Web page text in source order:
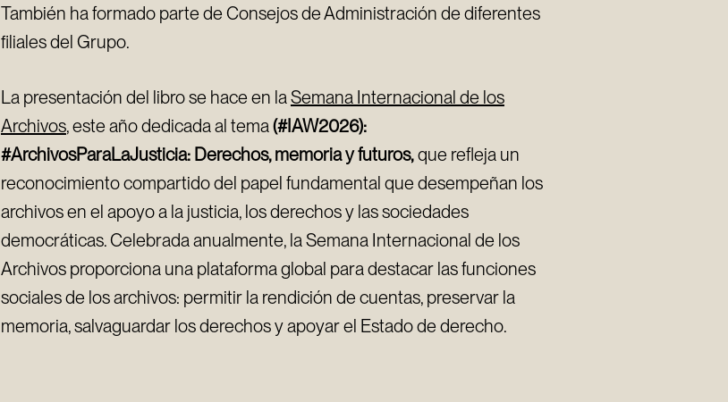
También ha formado parte de Consejos de Administración de diferentes
filiales del Grupo.
La presentación del libro se hace en laSemana Internacional de los
Archivos, este año dedicada al tema(#IAW2026):
#ArchivosParaLaJusticia: Derechos, memoria y futuros,que refleja un
reconocimiento compartido del papel fundamental que desempeñan los
archivos en el apoyo a la justicia, los derechos y las sociedades
democráticas. Celebrada anualmente, la Semana Internacional de los
Archivos proporciona una plataforma global para destacar las funciones
sociales de los archivos: permitir la rendición de cuentas, preservar la
memoria, salvaguardar los derechos y apoyar el Estado de derecho.